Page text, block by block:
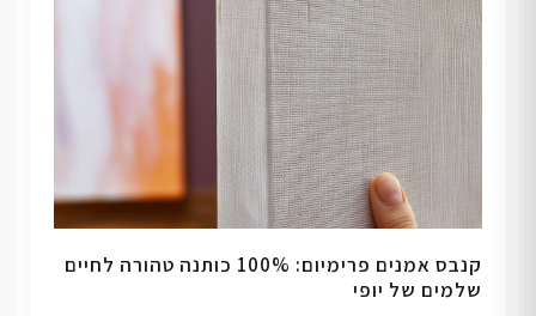
קנבס אמנים פרימיום: 100% כותנה טהורה לחיים
שלמים של יופי